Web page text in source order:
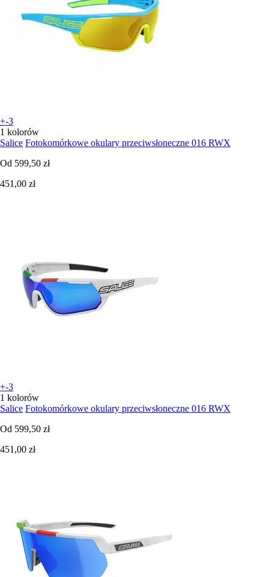
+-3
1 kolorów
Salice Fotokomórkowe okulary przeciwsłoneczne 016 RWX
Od 599,50 zł
451,00 zł
+-3
1 kolorów
Salice Fotokomórkowe okulary przeciwsłoneczne 016 RWX
Od 599,50 zł
451,00 zł